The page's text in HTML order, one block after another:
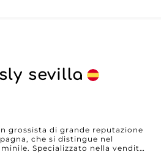
sevilla
grossista di grande reputazione
che si distingue nel
Specializzato nella vendita